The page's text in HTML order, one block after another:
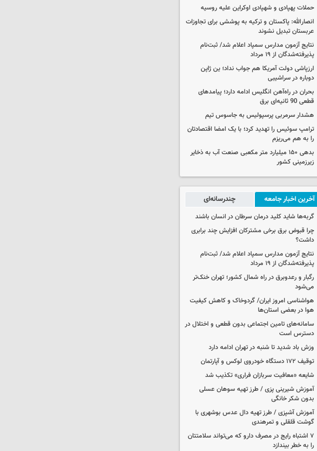
حملات پهپادی و شهپادی اوکراین علیه روسیه
انصارالله: پاکستان و ترکیه به پوششی برای تجاوزات
عربستان تبدیل نشوند
نتایج آزمون مدارس سمپاد اعلام شد/ ثبت‌نام
پذیرفته‌شدگان از ۱۹ مرداد
ارزپاشی دولت آمریکا هم جواب نداد؛ ین ژاپن
دوباره در سراشیبی
بحران در راه‌آهن انگلیس ادامه دارد؛ پیامدهای
قطعی 90 ثانیه‌ای برق
هشدار سرمربی پرسپولیس به جاسوس تیم
ترامپ سوئیس را تهدید کرد؛ با یک امضا اقتصادتان
را به هم می‌ریزم
بدهی ۱۵۰ میلیارد متر مکعبی صنعت آب به ذخایر
زیرزمینی کشور
آخرین اخبار جامعه چندرسانه‌ای
گربه‌ها شاید کلید درمان سرطان در انسان باشند
چرا قبوض برق برخی مشترکان افزایش چند برابری
داشت؟
نتایج آزمون مدارس سمپاد اعلام شد/ ثبت‌نام
پذیرفته‌شدگان از ۱۹ مرداد
رگبار و رعدوبرق در راه شمال کشور؛ تهران خنک‌تر
می‌شود
هواشناسی امروز ایران/ گردوخاک و کاهش کیفیت
هوا در بعضی استان‌ها
سامانه‌های تامین اجتماعی بدون قطعی و اختلال در
دسترس است
وزش باد شدید تا شنبه در تهران ادامه دارد
توقیف ۱۷۲ دستگاه خودروی لوکس و آپارتمان
شایعه «معافیت سربازان فراری» تکذیب شد
آموزش شیرینی پزی / طرز تهیه سوهان عسلی
بدون شکر خانگی
آموزش آشپزی / طرز تهیه دال عدس بوشهری با
گوشت قلقلی و تمرهندی
۷ اشتباه رایج در مصرف دارو که می‌تواند سلامتتان
را به خطر بیندازد